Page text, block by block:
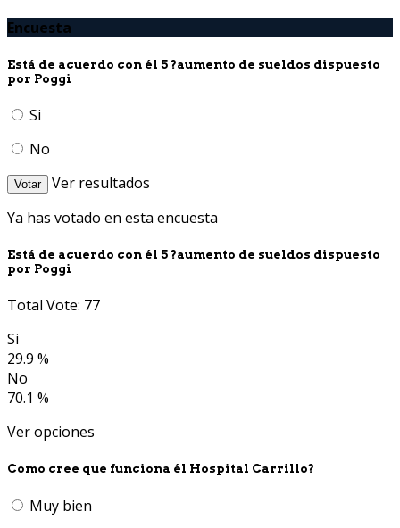
Encuesta
Está de acuerdo con él 5 ?aumento de sueldos dispuesto
por Poggi
Si
No
Votar
Ver resultados
Ya has votado en esta encuesta
Está de acuerdo con él 5 ?aumento de sueldos dispuesto
por Poggi
Total Vote: 77
Si
29.9 %
No
70.1 %
Ver opciones
Como cree que funciona él Hospital Carrillo?
Muy bien